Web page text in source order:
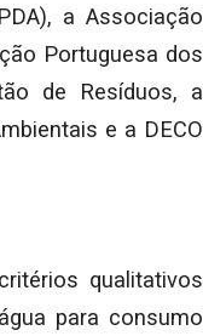
a Associação
Portuguesa dos
de Resíduos, a
e a DECO
qualitativos
para consumo